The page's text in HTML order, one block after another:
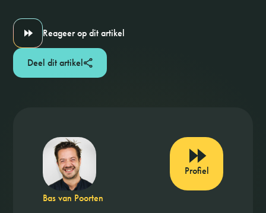
Reageer op dit artikel
Deel dit artikel
Bas van Poorten
Profiel